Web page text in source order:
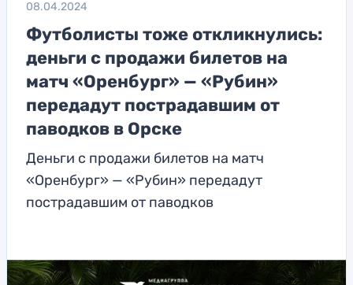
08.04.2024
Футболисты тоже откликнулись:
деньги с продажи билетов на
матч «Оренбург» — «Рубин»
передадут пострадавшим от
паводков в Орске
Деньги с продажи билетов на матч
«Оренбург» — «Рубин» передадут
пострадавшим от паводков